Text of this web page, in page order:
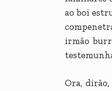
ao boi
irmão
Ora,